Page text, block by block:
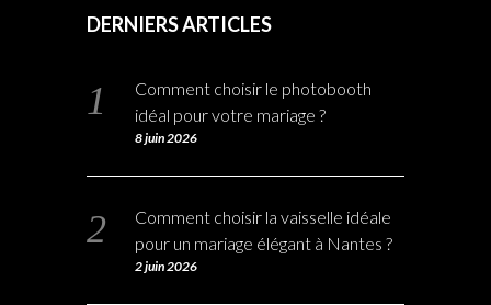
DERNIERS ARTICLES
Comment choisir le photobooth
idéal pour votre mariage ?
8 juin 2026
Comment choisir la vaisselle idéale
pour un mariage élégant à Nantes ?
2 juin 2026